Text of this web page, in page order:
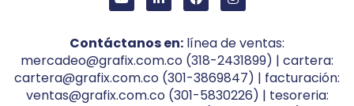
Contáctanos en: línea de ventas:
mercadeo@grafix.com.co (318-2431899) | cartera:
cartera@grafix.com.co (301-3869847) | facturación:
ventas@grafix.com.co (301-5830226) | tesoreria: